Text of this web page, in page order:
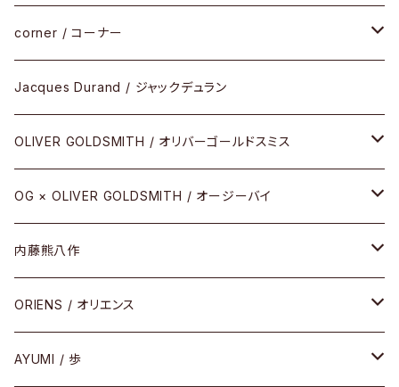
サングラス
アパレル
その他
CELLULOID（CRAFTSMAN EDITION）
SHINBARI（CRAFTSMAN EDITION）
URUSHI（CRAFTSMAN EDITION）
REVIVAL EDITION
HEAVY EDITION
COMBI （コンビシリーズ）
PREMIUM（プレミアムシリーズ）
corner / コーナー
リサーチシリーズ
サブリメイションシリーズ
Jacques Durand / ジャックデュラン
OLIVER GOLDSMITH / オリバーゴールドスミス
メタル
セル
コンビ
OG × OLIVER GOLDSMITH / オージーバイ
メタル
セル
コンビ
内藤熊八作
セル
メタル
ORIENS / オリエンス
セルフレーム
AYUMI / 歩